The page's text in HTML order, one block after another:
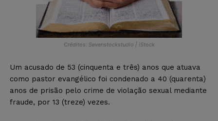
Créditos: Sevenstockstudio | iStock
Um acusado de 53 (cinquenta e três) anos que atuava
como pastor evangélico foi condenado a 40 (quarenta)
anos de prisão pelo crime de violação sexual mediante
fraude, por 13 (treze) vezes.